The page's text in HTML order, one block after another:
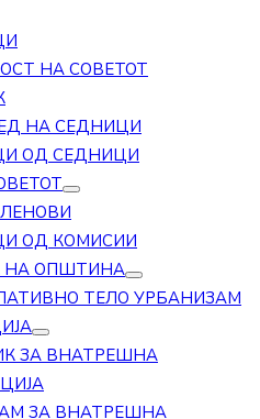
НА СОВЕТОТ
НА СЕДНИЦИ
ОД СЕДНИЦИ
ОД КОМИСИИ
НА ОПШТИНА
ТЕЛО УРБАНИЗАМ
ЗА ВНАТРЕШНА
ЗА ВНАТРЕШНА